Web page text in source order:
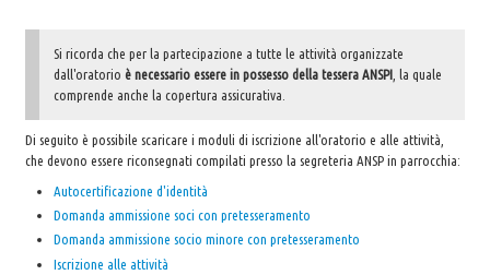
Si ricorda che per la partecipazione a tutte le attività organizzate
dall'oratorioè necessario essere in possesso della tessera ANSPI , la quale
comprende anche la copertura assicurativa.
Di seguito è possibile scaricare i moduli di iscrizione all'oratorio e alle attività,
che devono essere riconsegnati compilati presso la segreteria ANSP in parrocchia:
Autocertificazione d'identità
Domanda ammissione soci con pretesseramento
Domanda ammissione socio minore con pretesseramento
Iscrizione alle attività